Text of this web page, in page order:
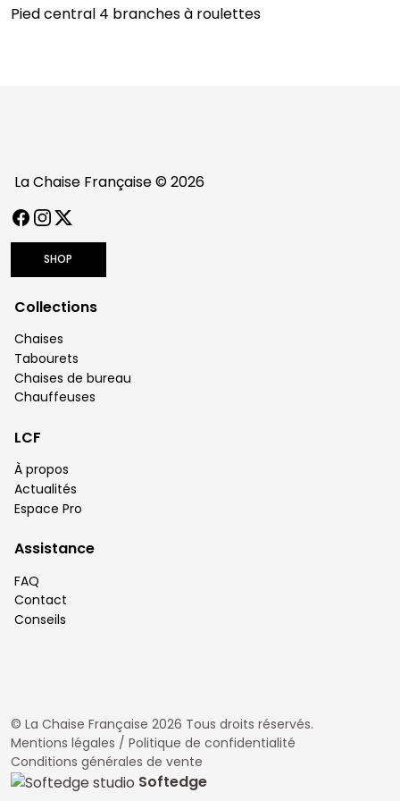
Pied central 4 branches à roulettes
La Chaise Française © 2026
FACEBOOK
INSTAGRAM
TWITTER / X
SHOP
Collections
Chaises
Tabourets
Chaises de bureau
Chauffeuses
LCF
À propos
Actualités
Espace Pro
Assistance
FAQ
Contact
Conseils
© La Chaise Française 2026 Tous droits réservés.
Mentions légales / Politique de confidentialité
Conditions générales de vente
Softedge